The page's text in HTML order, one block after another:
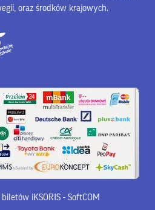
oraz środków krajowych.
iKSORIS- SoftCOM